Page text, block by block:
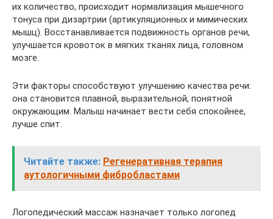
их количество, происходит нормализация мышечного
тонуса при дизартрии (артикуляционных и мимических
мышц). Восстанавливается подвижность органов речи,
улучшается кровоток в мягких тканях лица, головном
мозге.
Эти факторы способствуют улучшению качества речи:
она становится плавной, выразительной, понятной
окружающим. Малыш начинает вести себя спокойнее,
лучше спит.
Читайте также: Регенеративная терапия
аутологичными фибробластами
Логопедический массаж назначает только логопед